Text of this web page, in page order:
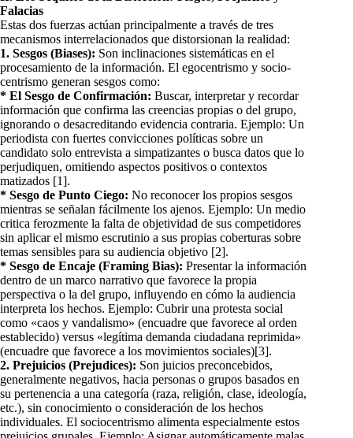
Falacias
Estas dos fuerzas actúan principalmente a través de tres
mecanismos interrelacionados que distorsionan la realidad:
1. Sesgos (Biases): Son inclinaciones sistemáticas en el
procesamiento de la información. El egocentrismo y socio-
centrismo generan sesgos como:
* El Sesgo de Confirmación: Buscar, interpretar y recordar
información que confirma las creencias propias o del grupo,
ignorando o desacreditando evidencia contraria. Ejemplo: Un
periodista con fuertes convicciones políticas sobre un
candidato solo entrevista a simpatizantes o busca datos que lo
perjudiquen, omitiendo aspectos positivos o contextos
matizados [1].
* Sesgo de Punto Ciego: No reconocer los propios sesgos
mientras se señalan fácilmente los ajenos. Ejemplo: Un medio
critica ferozmente la falta de objetividad de sus competidores
sin aplicar el mismo escrutinio a sus propias coberturas sobre
temas sensibles para su audiencia objetivo [2].
* Sesgo de Encaje (Framing Bias): Presentar la información
dentro de un marco narrativo que favorece la propia
perspectiva o la del grupo, influyendo en cómo la audiencia
interpreta los hechos. Ejemplo: Cubrir una protesta social
como «caos y vandalismo» (encuadre que favorece al orden
establecido) versus «legítima demanda ciudadana reprimida»
(encuadre que favorece a los movimientos sociales)[3].
2. Prejuicios (Prejudices): Son juicios preconcebidos,
generalmente negativos, hacia personas o grupos basados en
su pertenencia a una categoría (raza, religión, clase, ideología,
etc.), sin conocimiento o consideración de los hechos
individuales. El sociocentrismo alimenta especialmente estos